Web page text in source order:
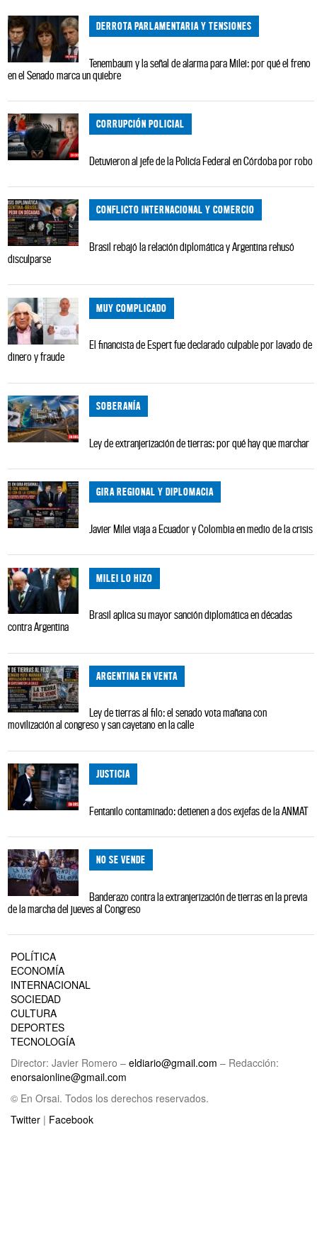
DERROTA PARLAMENTARIA Y TENSIONES
Tenembaum y la señal de alarma para Milei: por qué el freno
en el Senado marca un quiebre
CORRUPCIÓN POLICIAL
Detuvieron al jefe de la Policía Federal en Córdoba por robo
CONFLICTO INTERNACIONAL Y COMERCIO
Brasil rebajó la relación diplomática y Argentina rehusó
disculparse
MUY COMPLICADO
El financista de Espert fue declarado culpable por lavado de
dinero y fraude
SOBERANÍA
Ley de extranjerización de tierras: por qué hay que marchar
GIRA REGIONAL Y DIPLOMACIA
Javier Milei viaja a Ecuador y Colombia en medio de la crisis
MILEI LO HIZO
Brasil aplica su mayor sanción diplomática en décadas
contra Argentina
ARGENTINA EN VENTA
Ley de tierras al filo: el senado vota mañana con
movilización al congreso y san cayetano en la calle
JUSTICIA
Fentanilo contaminado: detienen a dos exjefas de la ANMAT
NO SE VENDE
Banderazo contra la extranjerización de tierras en la previa
de la marcha del jueves al Congreso
POLÍTICA
ECONOMÍA
INTERNACIONAL
SOCIEDAD
CULTURA
DEPORTES
TECNOLOGÍA
Director: Javier Romero – eldiario@gmail.com – Redacción:
enorsaionline@gmail.com
© En Orsai. Todos los derechos reservados.
Twitter | Facebook